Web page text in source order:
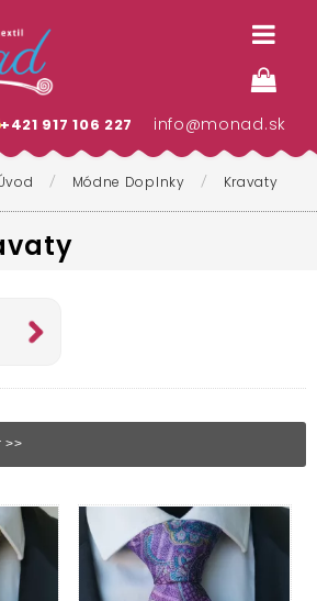
+421 917 106 227 info@monad.sk
/ Módne Doplnky / Kravaty
>>